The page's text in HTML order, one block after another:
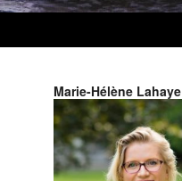
Marie-Hélène Lahaye